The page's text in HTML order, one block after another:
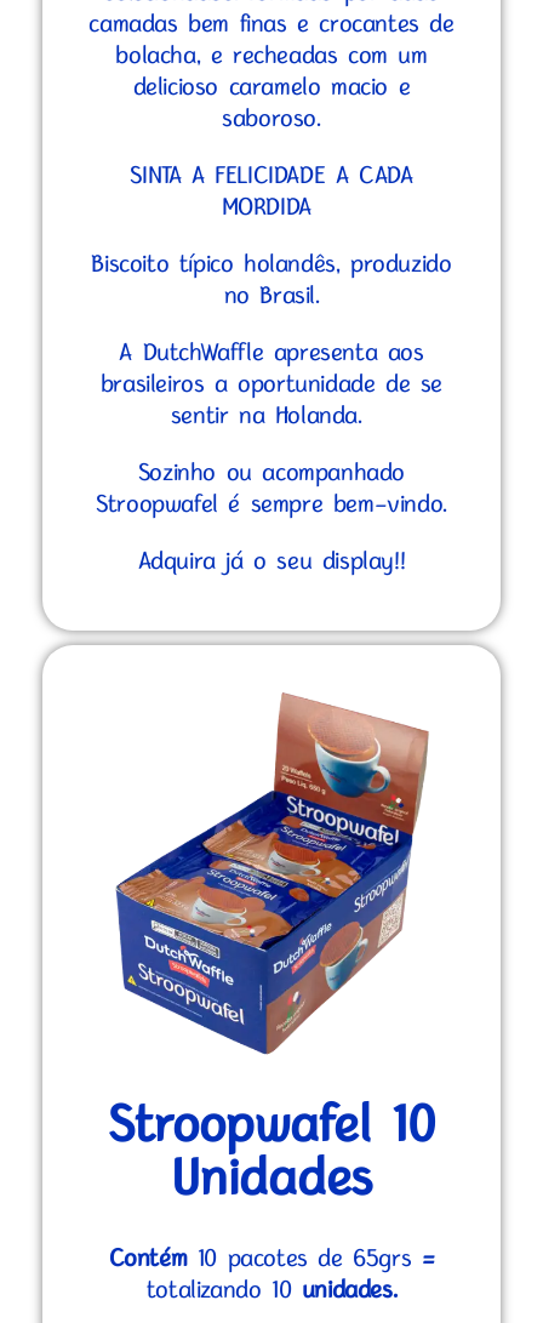
camadas bem finas e crocantes de
bolacha, e recheadas com um
delicioso caramelo macio e
saboroso.
SINTA A FELICIDADE A CADA
MORDIDA
Biscoito típico holandês, produzido
no Brasil.
A DutchWaffle apresenta aos
brasileiros a oportunidade de se
sentir na Holanda.
Sozinho ou acompanhado
Stroopwafel é sempre bem-vindo.
Adquira já o seu display!!
Stroopwafel 10
Unidades
Contém10 pacotes de 65grs =
totalizando 10unidades.